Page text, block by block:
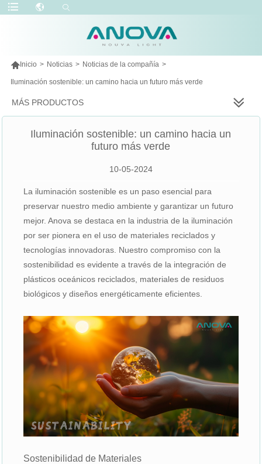
Inicio > Noticias > Noticias de la compañía >
Iluminación sostenible: un camino hacia un futuro más verde
MÁS PRODUCTOS
Iluminación sostenible: un camino hacia un
futuro más verde
10-05-2024
La iluminación sostenible es un paso esencial para
preservar nuestro medio ambiente y garantizar un futuro
mejor. Anova se destaca en la industria de la iluminación
por ser pionera en el uso de materiales reciclados y
tecnologías innovadoras. Nuestro compromiso con la
sostenibilidad es evidente a través de la integración de
plásticos oceánicos reciclados, materiales de residuos
biológicos y diseños energéticamente eficientes.
Sostenibilidad de Materiales